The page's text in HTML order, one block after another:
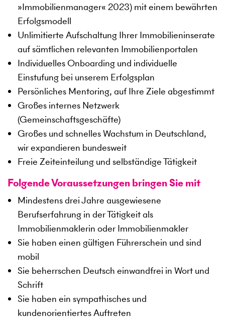
»Immobilienmanager« 2023) mit einem bewährten
Erfolgsmodell
Unlimitierte Aufschaltung Ihrer Immobilieninserate
auf sämtlichen relevanten Immobilienportalen
Individuelles Onboarding und individuelle
Einstufung bei unserem Erfolgsplan
Persönliches Mentoring, auf Ihre Ziele abgestimmt
Großes internes Netzwerk
(Gemeinschaftsgeschäfte)
Großes und schnelles Wachstum in Deutschland,
wir expandieren bundesweit
Freie Zeiteinteilung und selbständige Tätigkeit
Folgende Voraussetzungen bringen Sie mit
Mindestens drei Jahre ausgewiesene
Berufserfahrung in der Tätigkeit als
Immobilienmaklerin oder Immobilienmakler
Sie haben einen gültigen Führerschein und sind
mobil
Sie beherrschen Deutsch einwandfrei in Wort und
Schrift
Sie haben ein sympathisches und
kundenorientiertes Auftreten